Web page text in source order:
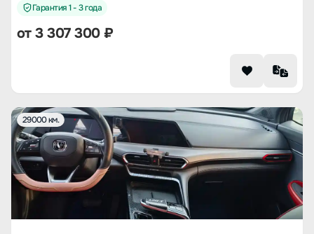
Гарантия 1 - 3 года
от3 307 300₽
29000 км.